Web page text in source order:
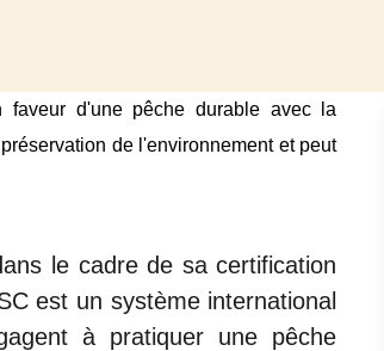
d'une pêche durable avec la
de l'environnement et peut
le cadre de sa certification
est un système international
à pratiquer une pêche